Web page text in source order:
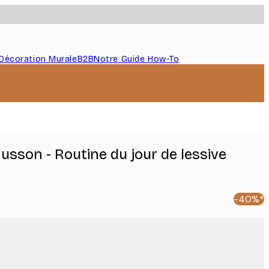
MuraleB2BNotre Guide How-To
- Routine du jour de lessive
-40%*